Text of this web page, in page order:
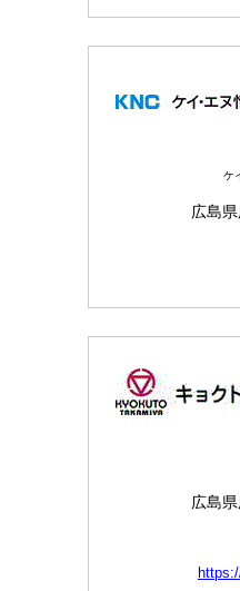
ケ
広島
広島